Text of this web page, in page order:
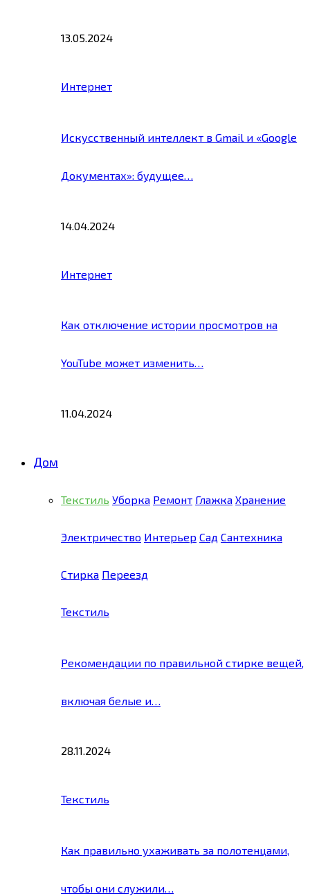
13.05.2024
Интернет
Искусственный интеллект в Gmail и «Google
Документах»: будущее…
14.04.2024
Интернет
Как отключение истории просмотров на
YouTube может изменить…
11.04.2024
Дом
Текстиль Уборка Ремонт Глажка Хранение
Электричество Интерьер Сад Сантехника
Стирка Переезд
Текстиль
Рекомендации по правильной стирке вещей,
включая белые и…
28.11.2024
Текстиль
Как правильно ухаживать за полотенцами,
чтобы они служили…